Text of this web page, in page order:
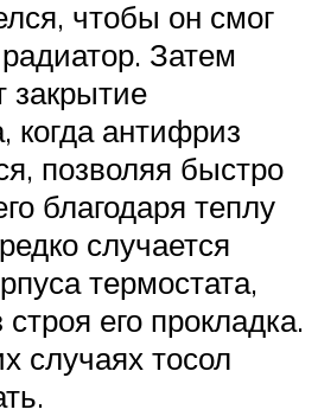
чтобы он смог
Затем
закрытие
когда антифриз
позволяя быстро
благодаря теплу
случается
термостата,
его прокладка.
случаях тосол